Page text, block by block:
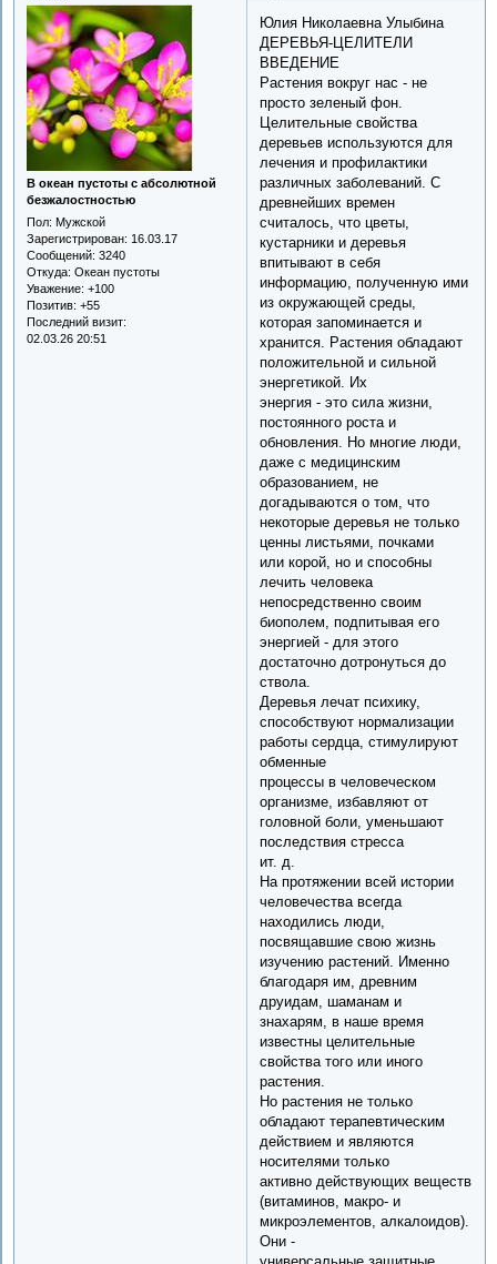
В океан пустоты с абсолютной
безжалостностью
Пол: Мужской
Зарегистрирован: 16.03.17
Сообщений: 3240
Откуда: Океан пустоты
Уважение: +100
Позитив: +55
Последний визит:
02.03.26 20:51
Юлия Николаевна Улыбина
ДЕРЕВЬЯ-ЦЕЛИТЕЛИ
ВВЕДЕНИЕ
Растения вокруг нас - не
просто зеленый фон.
Целительные свойства
деревьев используются для
лечения и профилактики
различных заболеваний. С
древнейших времен
считалось, что цветы,
кустарники и деревья
впитывают в себя
информацию, полученную ими
из окружающей среды,
которая запоминается и
хранится. Растения обладают
положительной и сильной
энергетикой. Их
энергия - это сила жизни,
постоянного роста и
обновления. Но многие люди,
даже с медицинским
образованием, не
догадываются о том, что
некоторые деревья не только
ценны листьями, почками
или корой, но и способны
лечить человека
непосредственно своим
биополем, подпитывая его
энергией - для этого
достаточно дотронуться до
ствола.
Деревья лечат психику,
способствуют нормализации
работы сердца, стимулируют
обменные
процессы в человеческом
организме, избавляют от
головной боли, уменьшают
последствия стресса
ит. д.
На протяжении всей истории
человечества всегда
находились люди,
посвящавшие свою жизнь
изучению растений. Именно
благодаря им, древним
друидам, шаманам и
знахарям, в наше время
известны целительные
свойства того или иного
растения.
Но растения не только
обладают терапевтическим
действием и являются
носителями только
активно действующих веществ
(витаминов, макро- и
микроэлементов, алкалоидов).
Они -